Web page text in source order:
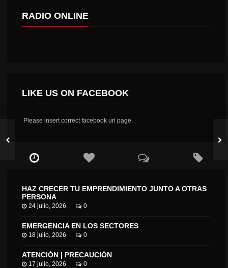
RADIO ONLINE
LIKE US ON FACEBOOK
Please insert correct facebook url page.
HAZ CRECER TU EMPRENDIMIENTO JUNTO A OTRAS
PERSONA
24 julio, 2026 0
EMERGENCIA EN LOS SECTORES
18 julio, 2026 0
ATENCIÓN | PRECAUCIÓN
17 julio, 2026 0